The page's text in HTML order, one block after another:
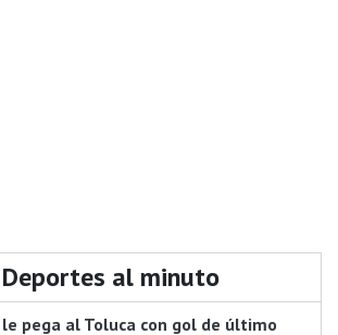
Deportes al minuto
le pega al Toluca con gol de último